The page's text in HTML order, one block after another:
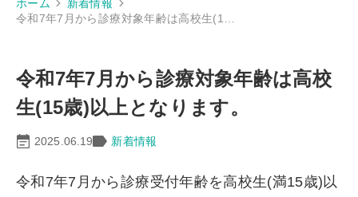
ホーム
新着情報
令和7年7月から診療対象年齢は高校生(1…
令和7年7月から診療対象年齢は高校
生(15歳)以上となります。
2025.06.19 新着情報
令和7年7月から診療受付年齢を高校生(満15歳)以